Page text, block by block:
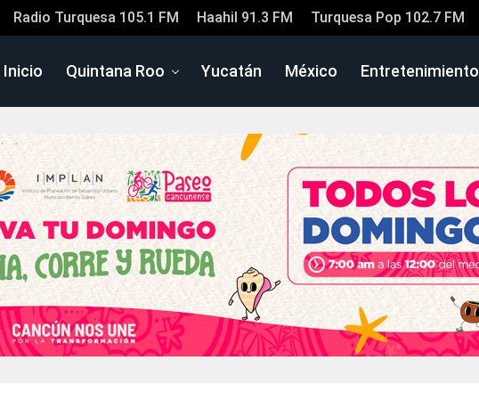
Radio Turquesa 105.1 FM Haahil 91.3 FM Turquesa Pop 102.7 FM
Inicio Quintana Roo Yucatán México Entretenimiento